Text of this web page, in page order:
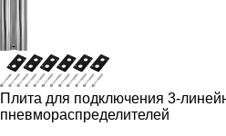
Плита для подключения 3-
пневмораспределителей